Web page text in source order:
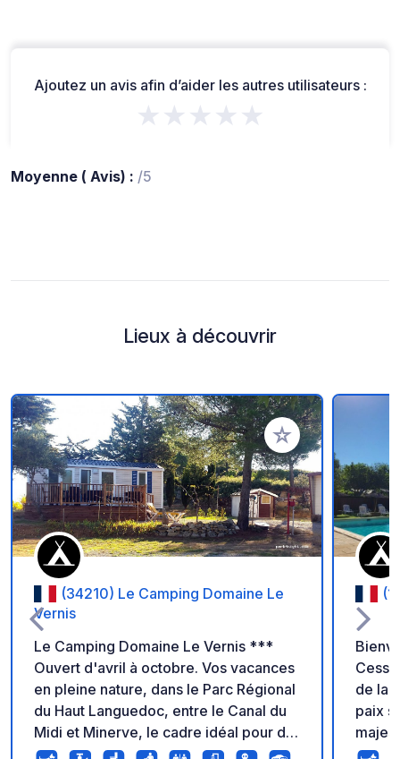
Ajoutez un avis afin d’aider les autres utilisateurs :
★★★★★
Moyenne ( Avis) : /5
Lieux à découvrir
Ajouter à vos
(34210) Le Camping Domaine Le
Vernis
Le Camping Domaine Le Vernis ***
Ouvert d'avril à octobre. Vos vacances
en pleine nature, dans le Parc Régional
du Haut Languedoc, entre le Canal du
Midi et Minerve, le cadre idéal pour de
nombreuses activités en pleine nature:
Cesse. Situé à Mirepeisset en
de la
paix